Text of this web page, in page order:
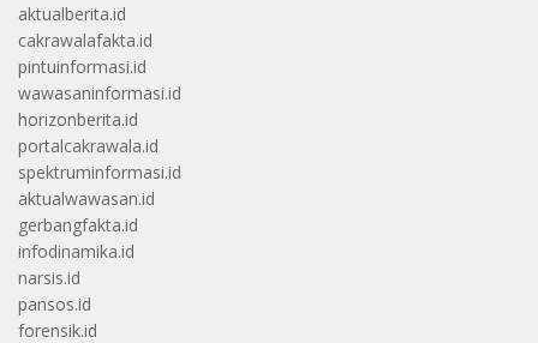
aktualberita.id
cakrawalafakta.id
pintuinformasi.id
wawasaninformasi.id
horizonberita.id
portalcakrawala.id
spektruminformasi.id
aktualwawasan.id
gerbangfakta.id
infodinamika.id
narsis.id
pansos.id
forensik.id